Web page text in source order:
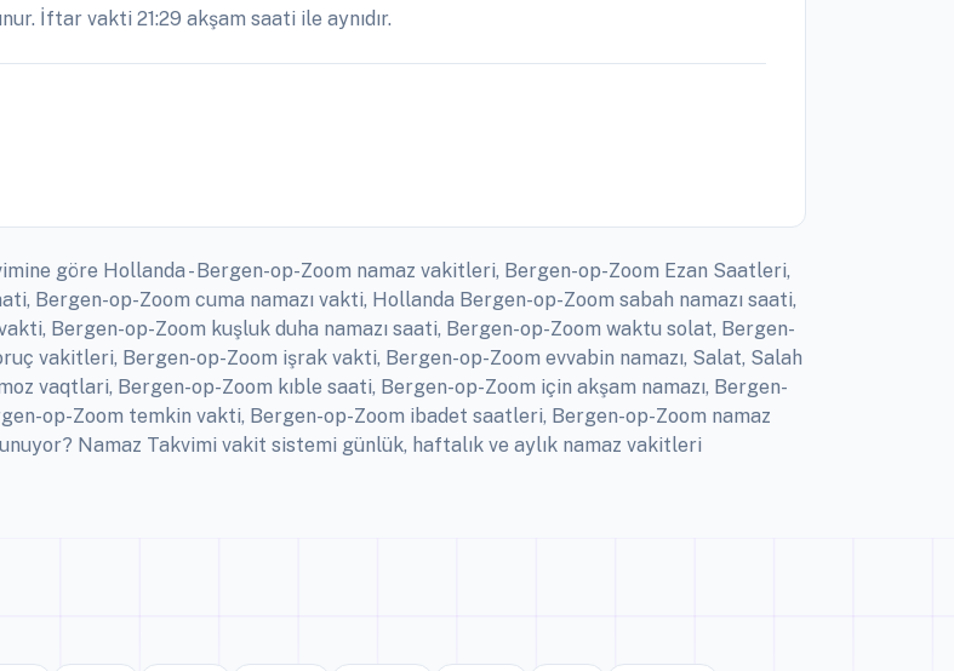
İftar vakti 21:29 akşam saati ile aynıdır.
göre Hollanda - Bergen-op-Zoom namaz vakitleri, Bergen-op-Zoom Ezan Saatleri,
Bergen-op-Zoom cuma namazı vakti, Hollanda Bergen-op-Zoom sabah namazı saati,
Bergen-op-Zoom kuşluk duha namazı saati, Bergen-op-Zoom waktu solat, Bergen-
vakitleri, Bergen-op-Zoom işrak vakti, Bergen-op-Zoom evvabin namazı, Salat, Salah
vaqtlari, Bergen-op-Zoom kıble saati, Bergen-op-Zoom için akşam namazı, Bergen-
op-Zoom temkin vakti, Bergen-op-Zoom ibadet saatleri, Bergen-op-Zoom namaz
Namaz Takvimi vakit sistemi günlük, haftalık ve aylık namaz vakitleri